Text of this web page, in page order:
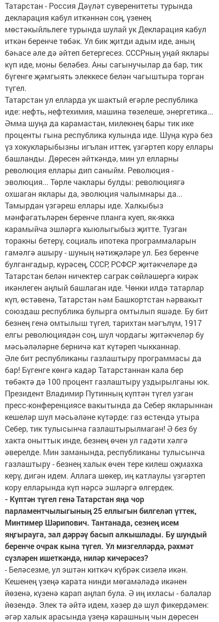
Татарстан - Россия Дәү­ләт суверенитеты турында
декларация кабул иткәннән соң, үзенең
мөстәкыйльлеге турында шулай ук Декларация кабул
иткән беренче төбәк. Ул бик җитди адым иде, аның
бәһасе әле дә әйтеп бетергесез. СССРның уңай яклары
күп иде, моны беләбез. Аны сагынучылар да бар, тик
бүгенге җәмгыять элеккесе белән чагыштыра торган
түгел.
Татарстан ул елларда ук шактый егәрле республика
иде: нефть, нефтехимия, машина төзелеше, энергетика...
Әмма шуңа да карамастан, милекнең бары тик ике
проценты гына республика кулында иде. Шуңа күрә без
үз хокукларыбызны игълан иттек, үзгәртеп кору еллары
башланды. Дөресен әйткәндә, мин ул елларны
революция еллары дип саныйм. Революция -
эволюция... Төрле чаклары булды: революциягә
охшаган яклары да, эволюция чалымнары да...
Тамырдан үзгәреш еллары иде. Халкыбыз
мәнфәгатьләрен беренче планга куеп, як-якка
карамыйча эшләргә кыюлыгыбыз җитте. Тузган
торакны бетерү, социаль ипотека программаларын
гамәлгә ашыру - шуның нәтиҗәләре ул. Без беренче
булгангадыр, күрәсең, СССР, РСФСР җитәкчеләре дә
Татарстан белән ничектер саграк сөйләшергә кирәк
икәнлеген аңлый башлаган иде. Чөнки илдә татарлар
күп, өстәвенә, Татарстан һәм Башкортстан һәрвакыт
союздаш республика булыр­га омтылып яшәде. Бу бит
безнең генә омтылыш түгел, тарихтан мәгълүм, 1917
елгы революциядән соң, шул чордагы җитәкчеләр бу
мәсьәләләрне берничә кат күтәреп чык­каннар.
Әле бит республиканы газлаштыру программасы да
бар! Бүгенге көнгә кадәр Татарстаннан кала бер
төбәктә дә 100 процент газлаштыру уздырылганы юк.
Президент Владимир Путинның күптән түгел узган
пресс-конференциясе вакытында да Себер якларыннан
кешеләр шул мәсьәләне күтәрде: газ өстендә утыра
Себер, тик тулысынча газлаштырылмаган! Ә без бу
хакта оныттык инде, безнең өчен ул гадәти хәлгә
әверелде. Мин заманында, республиканы тулысынча
газлаштыру - безнең халык өчен тере килеш оҗмахка
керү, дигән идем. Аллага шөкер, иң катлаулы үзгәртеп
кору елларында күп нәрсә эшләргә өлгердек.
- Күптән түгел генә Татарстан яңа чор
парламентчылыгының 25 еллыгын билгеләп үттек,
Минтимер Шәрипович. Тантанада, сезнең исем
яңгырауга, зал дәррәү басып алкышлады. Бу шундый
беренче очрак кына түгел. Ул мизгелләрдә, рәхмәт
сүзләрен ишеткәндә, ниләр кичерәсез?
- Беләсезме, ул эштән киткәч күбрәк сизелә икән.
Кешенең үзеңә карата нинди мөгамәләдә икәнен
йөзенә, күзенә карап аңлап була. Ә иң ихласы - балалар
йөзендә. Элек тә әйтә идем, хәзер дә шул фикердәмен:
әгәр халык арасында үзеңә карашның чын дөресен